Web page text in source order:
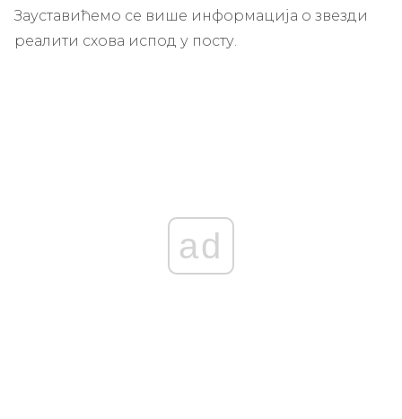
Зауставићемо се више информација о звезди
реалити схова испод у посту.
ad